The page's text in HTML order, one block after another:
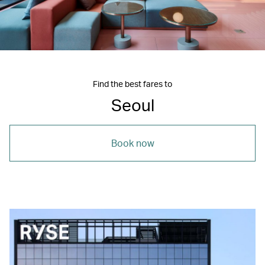
Find the best fares to
Seoul
Book now